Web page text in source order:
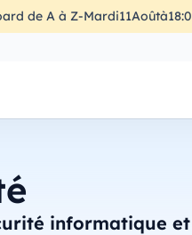
de A à Z-Mardi11Aoûtà
informatique